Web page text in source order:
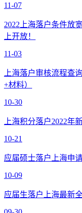
11-07
2022上海落户条件放
上开放！
11-03
上海落户审核流程查
+材料）
10-30
上海积分落户2022年
10-21
应届硕士落户上海申
10-09
应届生落户上海最新